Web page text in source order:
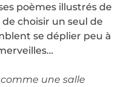
poèmes illustrés de
choisir un seul de
se déplier peu à
une salle